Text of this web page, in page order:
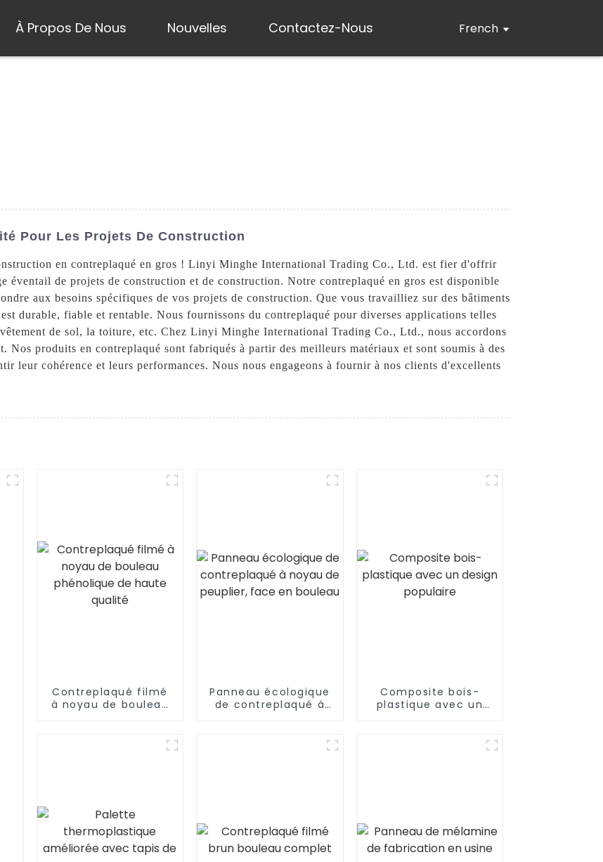
À Propos De Nous Nouvelles Contactez-Nous French
Pour Les Projets De Construction
en contreplaqué en gros ! Linyi Minghe International Trading Co., Ltd. est fier d'offrir
éventail de projets de construction et de construction. Notre contreplaqué en gros est disponible
aux besoins spécifiques de vos projets de construction. Que vous travailliez sur des bâtiments
durable, fiable et rentable. Nous fournissons du contreplaqué pour diverses applications telles
de sol, la toiture, etc. Chez Linyi Minghe International Trading Co., Ltd., nous accordons
produits en contreplaqué sont fabriqués à partir des meilleurs matériaux et sont soumis à des
leur cohérence et leurs performances. Nous nous engageons à fournir à nos clients d'excellents
Contreplaqué filmé
à noyau de bouleau
Panneau écologique
de contreplaqué à
Composite bois-
plastique avec un